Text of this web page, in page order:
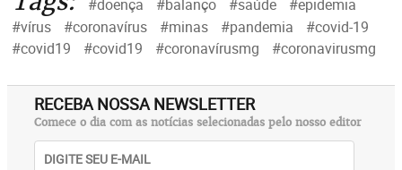
#doença #balanço #saúde
#epidemia
#vírus
#coronavírus #minas #pandemia
#covid-19
#covid19
#covid19 #coronavírusmg #coronavirusmg
RECEBA NOSSA NEWSLETTER
Comece o dia com as notícias selecionadas pelo nosso editor